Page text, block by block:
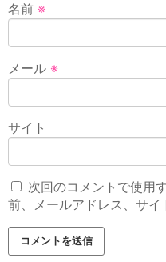
名前 ※
メール ※
サイト
次回のコメントで使用
前、メールアドレス、サイ